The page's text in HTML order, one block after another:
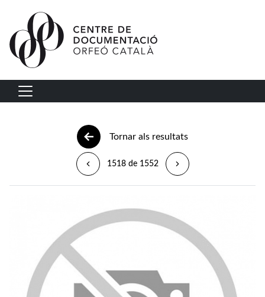
Vés al contingut
Navegació principal
Tornar als resultats
1518 de 1552